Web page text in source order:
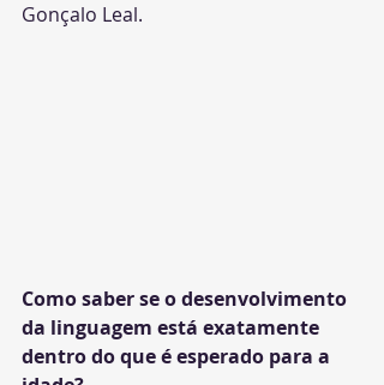
Gonçalo Leal.
Como saber se o desenvolvimento
da linguagem está exatamente
dentro do que é esperado para a